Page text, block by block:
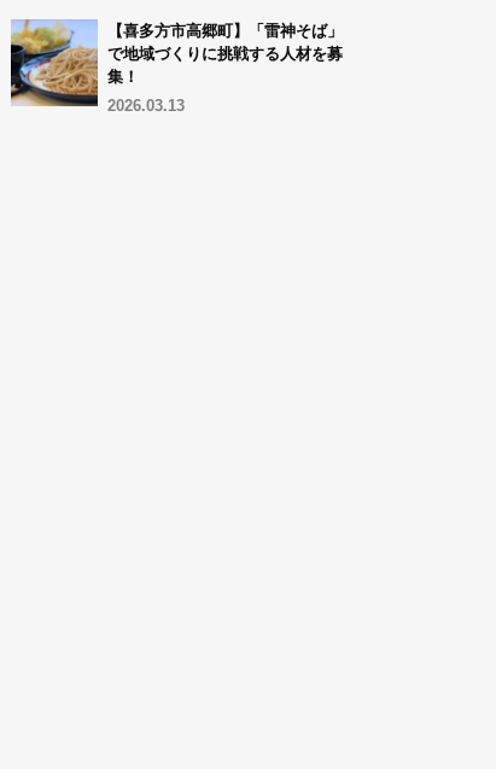
【喜多方市高郷町】「雷神そば」
で地域づくりに挑戦する人材を募
集！
2026.03.13